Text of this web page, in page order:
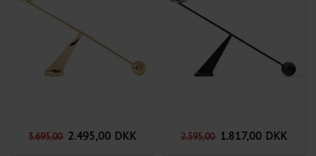
3.695,00 2.495,00 DKK 2.595,00 1.817,00 DKK